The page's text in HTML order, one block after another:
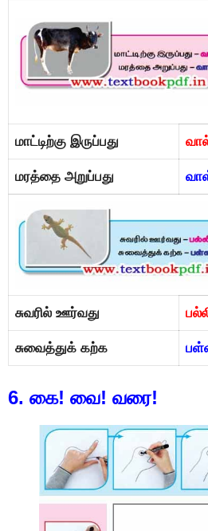
மாட்டிற்கு இருப்பது
மரத்தை அறுப்பது
சுவரில் ஊர்வது
சுவைத்துக் கற்க
6. கை! வை! வரை!